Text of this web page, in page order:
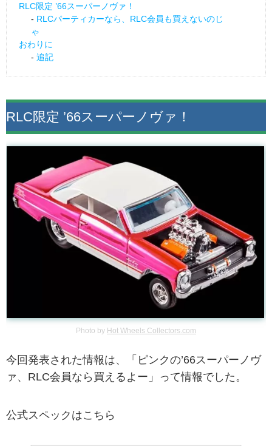
RLC限定 ’66スーパーノヴァ！
RLCパーティカーなら、RLC会員も買えないのじ
ゃ
おわりに
追記
RLC限定 ’66スーパーノヴァ！
Photo by Hot Wheels Collectors.com
今回発表された情報は、「ピンクの’66スーパーノヴ
ァ、RLC会員なら買えるよー」って情報でした。
公式スペックはこちら